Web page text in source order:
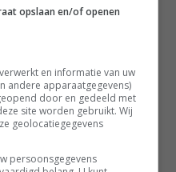
van de Hermitage
in St. Petersburg
opslaan en/of openen
en informatie van uw
andere apparaatgegevens)
door en gedeeld met
site worden gebruikt. Wij
geolocatiegegevens
persoonsgegevens